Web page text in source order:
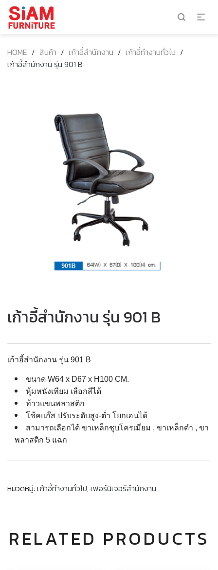
HOME / สินค้า / เก้าอี้สำนักงาน / เก้าอี้ทำงานทั่วไป /
เก้าอี้สำนักงาน รุ่น 901 B
เก้าอี้สำนักงาน รุ่น 901 B
เก้าอี้สำนักงาน รุ่น 901 B
ขนาด W64 x D67 x H100 CM.
หุ้มหนังเทียม เลือกสีได้
ท้าวแขนพลาสติก
โช้คแก๊ส ปรับระดับสูง-ต่ำ โยกเอนได้
สามารถเลือกได้ ขาเหล็กชุบโครเมี่ยม , ขาเหล็กดำ , ขา
พลาสติก 5 แฉก
หมวดหมู่: เก้าอี้ทำงานทั่วไป,เฟอร์นิเจอร์สำนักงาน
RELATED PRODUCTS